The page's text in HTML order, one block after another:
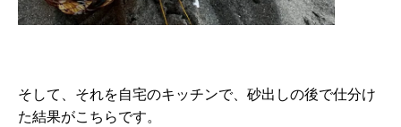
そして、それを自宅のキッチンで、砂出しの後で仕分け
た結果がこちらです。